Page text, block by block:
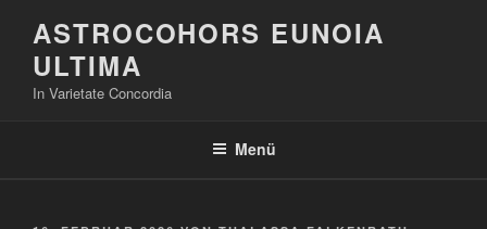
Inhalt
springen
ASTROCOHORS EUNOIA
ULTIMA
In Varietate Concordia
Menü